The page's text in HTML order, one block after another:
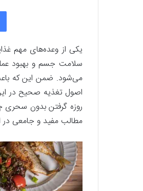
یکی از وعده‌های مهم
سلامت جسم و بهبود
می‌شود. ضمن این که
اصول تغذیه صحیح در
روزه گرفتن بدون سحری
مطالب مفید و جامعی